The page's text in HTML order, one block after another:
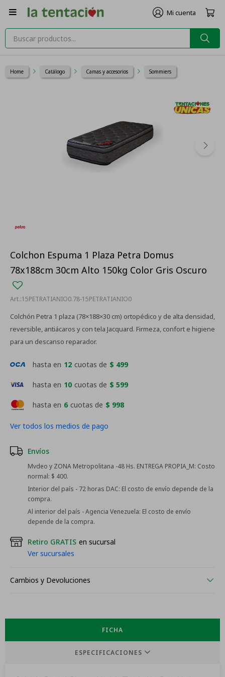

Home Catálogo Camas y accesorios Sommiers
Colchon Espuma 1 Plaza Petra Domus
78x188cm 30cm Alto 150kg Color Gris Oscuro
15PETRATIANIO0.78-15PETRATIANIO0
Colchón Petra 1 plaza (78×188×30 cm) ortopédico y de alta densidad,
reversible, antiácaros y con tela Jacquard. Firmeza, confort e higiene
para un descanso reparador.
hasta en 6 cuotas de $ 998
hasta en 12 cuotas de $ 499
hasta en 10 cuotas de $ 599
Ver todos los medios de pago
Envíos
Mvdeo y ZONA Metropolitana -48 Hs. ENTREGA PROPIA_M: Costo
normal: $ 400.
Interior del país - 72 horas DAC: El costo de envío depende de la
compra.
Al interior del país - Agencia Venezuela: El costo de envío
depende de la compra.
Retiro GRATIS en sucursal
Ver sucursales
Cambios y Devoluciones
FICHA
ESPECIFICACIONES